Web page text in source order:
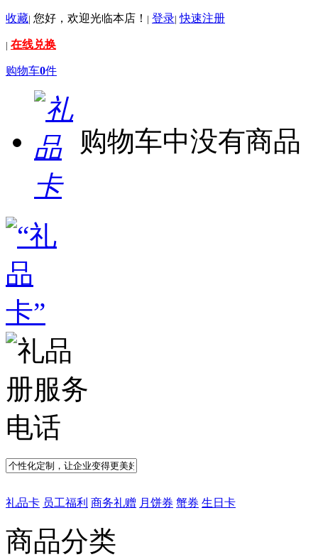
收藏| 您好，欢迎光临本店！ | 登录| 快速注册
| 在线兑换
购物车0件
购物车中没有商品
礼品卡 员工福利 商务礼赠 月饼券 蟹券 生日卡
商品分类